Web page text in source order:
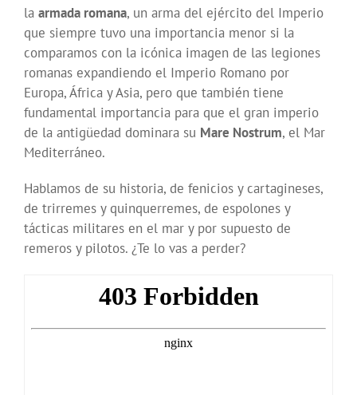
la armada romana, un arma del ejército del Imperio
que siempre tuvo una importancia menor si la
comparamos con la icónica imagen de las legiones
romanas expandiendo el Imperio Romano por
Europa, África y Asia, pero que también tiene
fundamental importancia para que el gran imperio
de la antigüedad dominara su Mare Nostrum, el Mar
Mediterráneo.
Hablamos de su historia, de fenicios y cartagineses,
de trirremes y quinquerremes, de espolones y
tácticas militares en el mar y por supuesto de
remeros y pilotos. ¿Te lo vas a perder?